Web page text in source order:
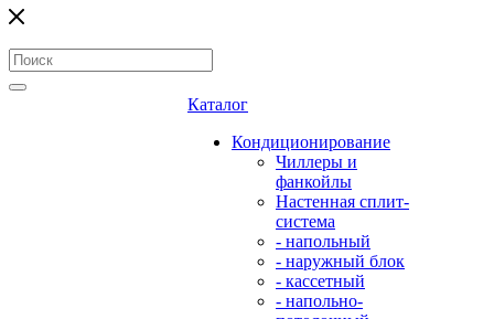
Каталог
Кондиционирование
Чиллеры и
фанкойлы
Настенная сплит-
система
- напольный
- наружный блок
- кассетный
- напольно-